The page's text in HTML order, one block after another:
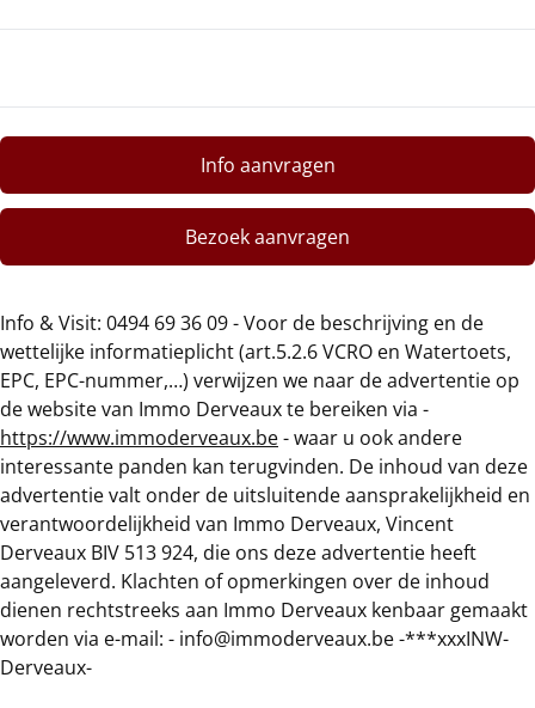
Info aanvragen
Bezoek aanvragen
Info & Visit: 0494 69 36 09 - Voor de beschrijving en de
wettelijke informatieplicht (art.5.2.6 VCRO en Watertoets,
EPC, EPC-nummer,…) verwijzen we naar de advertentie op
de website van Immo Derveaux te bereiken via -
https://www.immoderveaux.be- waar u ook andere
interessante panden kan terugvinden. De inhoud van deze
advertentie valt onder de uitsluitende aansprakelijkheid en
verantwoordelijkheid van Immo Derveaux, Vincent
Derveaux BIV 513 924, die ons deze advertentie heeft
aangeleverd. Klachten of opmerkingen over de inhoud
dienen rechtstreeks aan Immo Derveaux kenbaar gemaakt
worden via e-mail: - info@immoderveaux.be -***xxxINW-
Derveaux-